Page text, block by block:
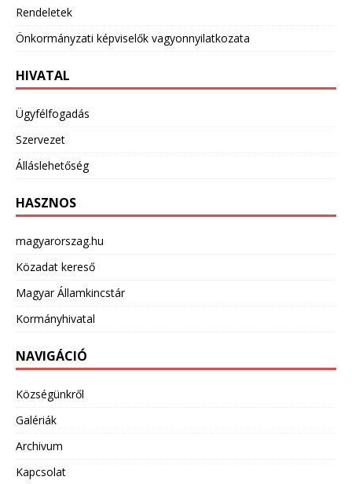
Rendeletek
Önkormányzati képviselők vagyonnyilatkozata
HIVATAL
Ügyfélfogadás
Szervezet
Álláslehetőség
HASZNOS
magyarorszag.hu
Közadat kereső
Magyar Államkincstár
Kormányhivatal
NAVIGÁCIÓ
Községünkről
Galériák
Archivum
Kapcsolat